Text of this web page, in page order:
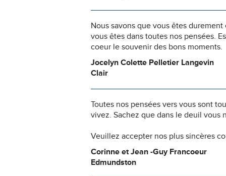
Nous savons que vous êtes
vous êtes dans toutes nos pensées.
coeur le souvenir des bons moments.
Jocelyn Colette Pelletier Langevin
Clair
Toutes nos pensées vers vous sont
vivez. Sachez que dans le deuil vous
Veuillez accepter nos plus sincères
Corinne et Jean -Guy Francoeur
Edmundston